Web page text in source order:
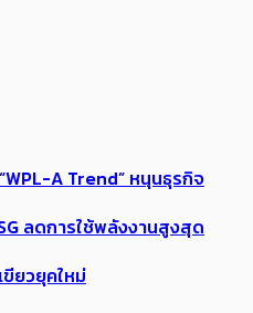
A Trend” หนุนธุรกิจ
ลดการใช้พลังงานสูงสุด
ยวยุคใหม่